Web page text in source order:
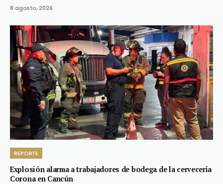
8 agosto, 2026
REPORTE
Explosión alarma a trabajadores de bodega de la cervecería
Corona en Cancún